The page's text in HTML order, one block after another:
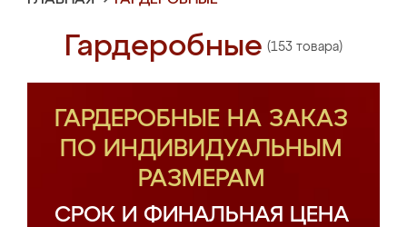
Гардеробные (153 товара)
ГАРДЕРОБНЫЕ НА ЗАКАЗ
ПО ИНДИВИДУАЛЬНЫМ
РАЗМЕРАМ
СРОК И ФИНАЛЬНАЯ ЦЕНА